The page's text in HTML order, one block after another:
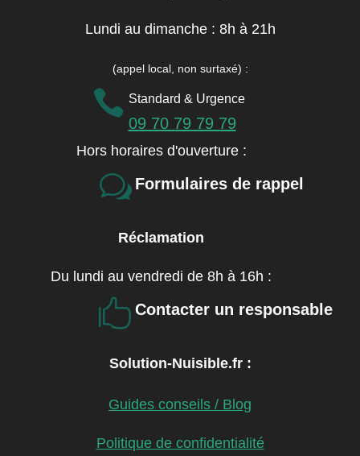
Lundi au dimanche : 8h à 21h
(appel local, non surtaxé) :
 Standard & Urgence
09 70 79 79 79
Hors horaires d'ouverture :
w Formulaires de rappel
Réclamation
Du lundi au vendredi de 8h à 16h :
 Contacter un responsable
Solution-Nuisible.fr :
Guides conseils / Blog
Politique de confidentialité